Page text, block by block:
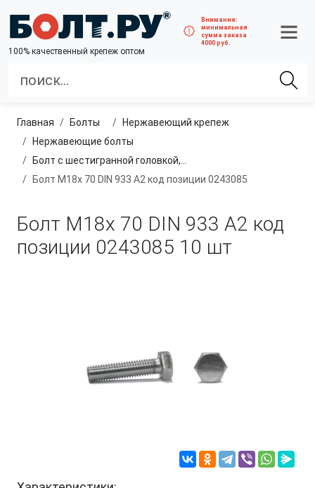
100% качественный крепеж оптом
Внимание:
минимальная
сумма заказа
4000 руб.
Главная болты
нержавеющий крепеж
нержавеющие болты
Болт с шестигранной головкой, полная резьба, из нержавеющей стали A2 и A4
Болт М18х 70 DIN 933 A2 код позиции 0243085
Болт М18х 70 DIN 933 A2 код
позиции 0243085 10 шт